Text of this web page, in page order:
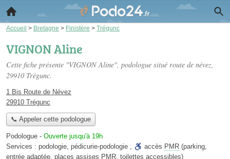
Accueil > Bretagne > Finistère > Trégunc
VIGNON Aline
Cette fiche présente "VIGNON Aline", podologue situé route de névez,
29910 Trégunc.
1 Bis Route de Névez
29910 Trégunc
📞 Appeler cette podologue
Podologue - Ouverte jusqu'à 19h
Services : podologie, pédicurie-podologie , accès PMR (parking,
entrée adaptée, places assises PMR, toilettes accessibles)